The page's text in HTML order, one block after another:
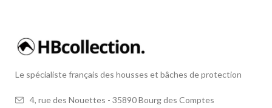
Le spécialiste français des housses et bâches de protection
4, rue des Nouettes - 35890 Bourg des Comptes